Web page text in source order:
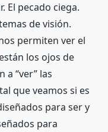
El pecado ciega.
de visión.
permiten ver el
los ojos de
a “ver” las
que veamos si es
para ser y
para